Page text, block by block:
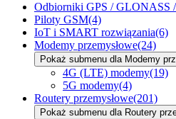
Odbiorniki GPS / GLONASS
Piloty GSM(4)
IoT i SMART rozwiązania(6)
Modemy przemysłowe(24)
Pokaż submenu dla Modemy
4G (LTE) modemy(19)
5G modemy(4)
Routery przemysłowe(201)
Pokaż submenu dla Routery